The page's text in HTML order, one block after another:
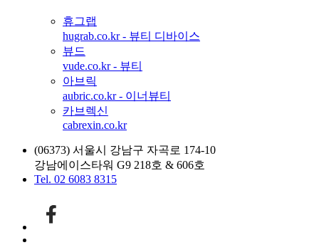
휴그랩
hugrab.co.kr - 뷰티 디바이스
뷰드
vude.co.kr - 뷰티
아브릭
aubric.co.kr - 이너뷰티
카브렉신
cabrexin.co.kr
(06373) 서울시 강남구 자곡로 174-10
강남에이스타워 G9 218호 & 606호
Tel. 02 6083 8315